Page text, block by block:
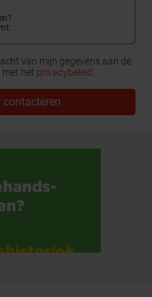
van mijn gegevens aan de
het privacybeleid.
contacteren